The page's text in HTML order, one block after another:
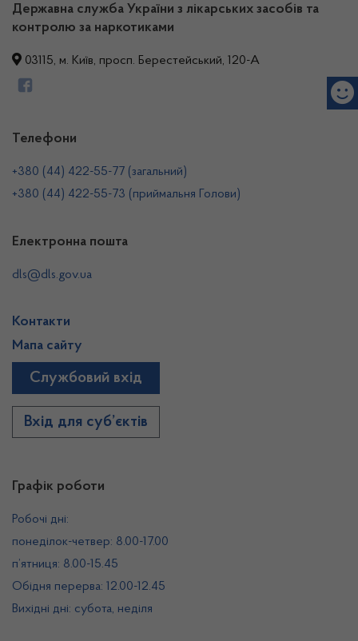
Державна служба України з лікарських засобів та
контролю за наркотиками
03115, м. Київ, просп. Берестейський, 120-А
Графік роботи
Робочі дні:
понеділок-четвер: 8.00-17.00
п’ятниця: 8.00-15.45
Обідня перерва: 12.00-12.45
Вихідні дні: субота, неділя
Телефони
+380 (44) 422-55-77 (загальний)
+380 (44) 422-55-73 (приймальня Голови)
Електронна пошта
dls@dls.gov.ua
Контакти
Мапа сайту
Службовий вхід
Вхід для суб’єктів